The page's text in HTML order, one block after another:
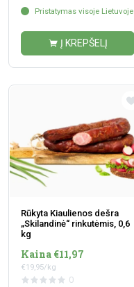
Pristatymas visoje Lietuvoje
Į KREPŠELĮ
Rūkyta Kiaulienos dešra
„Skilandinė“ rinkutėmis, 0,6
kg
Kaina €11,97
€19,95/kg
0